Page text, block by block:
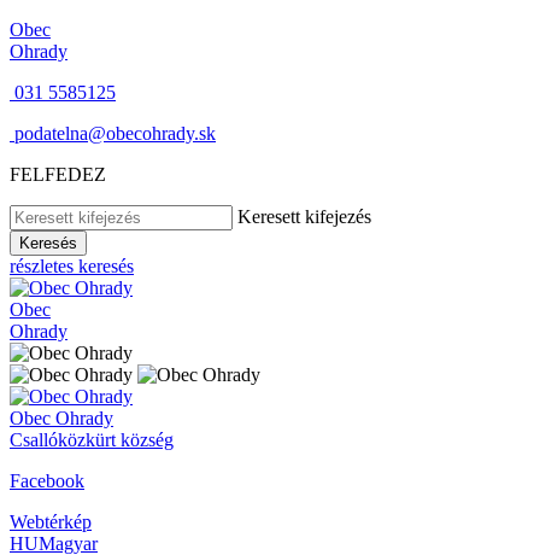
Obec
Ohrady
031 5585125
podatelna@obecohrady.sk
FELFEDEZ
Keresett kifejezés
Keresés
részletes keresés
Obec
Ohrady
Obec Ohrady
Csallóközkürt község
Facebook
Webtérkép
HUMagyar